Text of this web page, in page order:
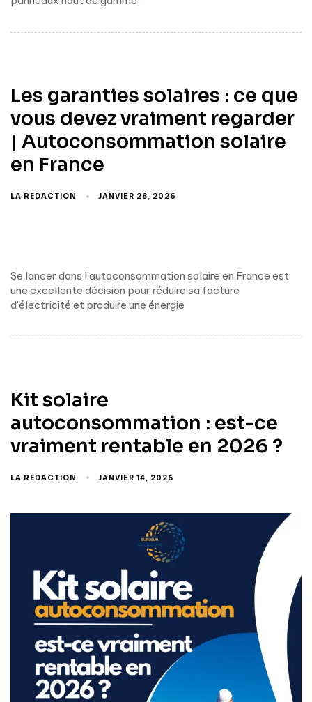
Les garanties solaires : ce que
vous devez vraiment regarder
| Autoconsommation solaire
en France
LA REDACTION JANVIER 28, 2026
Se lancer dans l’autoconsommation solaire en France est
une excellente décision pour réduire sa facture
d’électricité et produire une énergie
Kit solaire
autoconsommation : est-ce
vraiment rentable en 2026 ?
LA REDACTION JANVIER 14, 2026